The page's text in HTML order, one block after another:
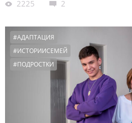
2225
2
#АДАПТАЦИЯ
#ИСТОРИИСЕМЕЙ
#ПОДРОСТКИ